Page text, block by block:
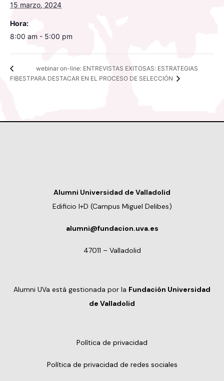
15 marzo, 2024
Hora:
8:00 am - 5:00 pm
FIBEST
webinar on-line: ENTREVISTAS EXITOSAS: ESTRATEGIAS
PARA DESTACAR EN EL PROCESO DE SELECCIÓN
Alumni Universidad de Valladolid
Edificio I+D (Campus Miguel Delibes)
alumni@fundacion.uva.es
47011 – Valladolid
Alumni UVa está gestionada por la Fundación Universidad
de Valladolid
Política de privacidad
Política de privacidad de redes sociales